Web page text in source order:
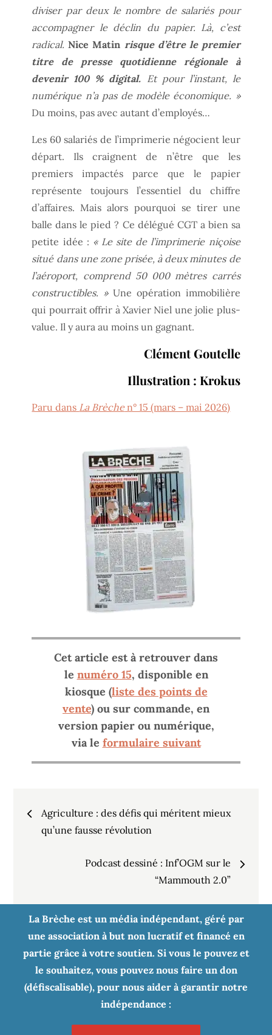
diviser par deux le nombre de salariés pour
accompagner le déclin du papier. Là, c’est
radical.Nice Matin risque d’être le premier
titre de presse quotidienne régionale à
devenir 100 % digital. Et pour l’instant, le
numérique n’a pas de modèle économique. »
Du moins, pas avec autant d’employés…
Les 60 salariés de l’imprimerie négocient leur
départ. Ils craignent de n’être que les
premiers impactés parce que le papier
représente toujours l’essentiel du chiffre
d’affaires. Mais alors pourquoi se tirer une
balle dans le pied ? Ce délégué CGT a bien sa
petite idée : « Le site de l’imprimerie niçoise
situé dans une zone prisée, à deux minutes de
l’aéroport, comprend 50 000 mètres carrés
constructibles. »Une opération immobilière
qui pourrait offrir à Xavier Niel une jolie plus-
value. Il y aura au moins un gagnant.
Clément Goutelle
Illustration : Krokus
Paru dans La Brèchen° 15 (mars – mai 2026)
Cet article est à retrouver dans
le numéro 15, disponible en
kiosque (liste des points de
vente) ou sur commande, en
version papier ou numérique,
via le formulaire suivant
Navigation
l’article
Agriculture : des défis qui méritent mieux
qu’une fausse révolution
Podcast dessiné : Inf’OGM sur le
“Mammouth 2.0”
La Brèche est un média indépendant, géré par
une association à but non lucratif et financé en
partie grâce à votre soutien. Si vous le pouvez et
le souhaitez, vous pouvez nous faire un don
(défiscalisable), pour nous aider à garantir notre
indépendance :